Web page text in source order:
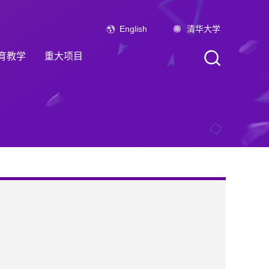
English 清华大学
教学 重大项目